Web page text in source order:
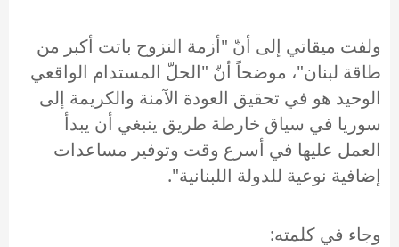
ولفت ميقاتي إلى أنّ "أزمة النزوح باتت أكبر من
طاقة لبنان"، موضحاً أنّ "الحلّ المستدام الواقعي
الوحيد هو في تحقيق العودة الآمنة والكريمة إلى
سوريا في سياق خارطة طريق ينبغي أن يبدأ
العمل عليها في أسرع وقت وتوفير مساعدات
إضافية نوعية للدولة اللبنانية".
وجاء في كلمته: